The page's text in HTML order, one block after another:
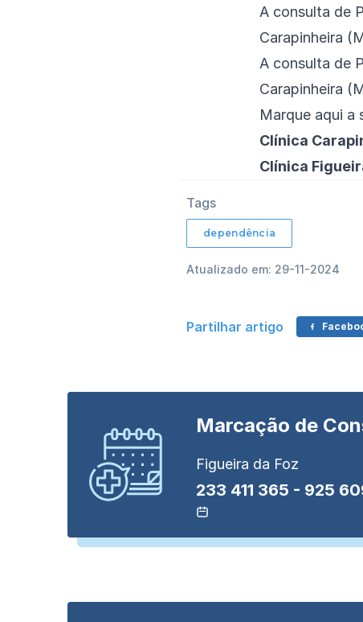
A consulta de
Carapinheira
A consulta de
Carapinheira
Marque aqui a
Clínica
Clínica
Tags
dependência
Atualizado em: 29-11-2024
Partilhar artigo
Marcação de
Figueira da Foz
233 411 365 - 925